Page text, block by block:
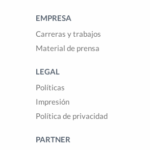
EMPRESA
Carreras y trabajos
Material de prensa
LEGAL
Políticas
Impresión
Política de privacidad
PARTNER